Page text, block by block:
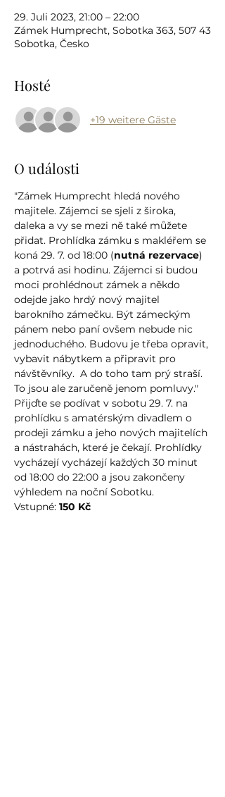
29. Juli 2023, 21:00 – 22:00
Zámek Humprecht, Sobotka 363, 507 43
Sobotka, Česko
Hosté
+19 weitere Gäste
O události
"Zámek Humprecht hledá nového
majitele. Zájemci se sjeli z široka,
daleka a vy se mezi ně také můžete
přidat. Prohlídka zámku s makléřem se
koná 29. 7. od 18:00 (nutná rezervace)
a potrvá asi hodinu. Zájemci si budou
moci prohlédnout zámek a někdo
odejde jako hrdý nový majitel
barokního zámečku. Být zámeckým
pánem nebo paní ovšem nebude nic
jednoduchého. Budovu je třeba opravit,
vybavit nábytkem a připravit pro
návštěvníky.  A do toho tam prý straší.
To jsou ale zaručeně jenom pomluvy."
Přijďte se podívat v sobotu 29. 7. na
prohlídku s amatérským divadlem o
prodeji zámku a jeho nových majitelích
a nástrahách, které je čekají. Prohlídky
vycházejí vycházejí každých 30 minut
od 18:00 do 22:00 a jsou zakončeny
výhledem na noční Sobotku.
Vstupné: 150 Kč